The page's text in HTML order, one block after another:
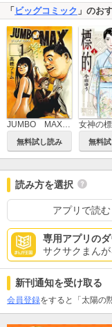
「 ビッグコミック 」のお
JUMBO MAX～ハイパーED薬密造人～
無料試し読み
女神の
無料
読み方を選択
アプリで読む
専用アプリの
サクサクまんが
新刊通知を受け取る
会員登録をすると「太陽の